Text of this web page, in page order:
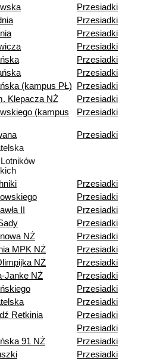
Przesiadki
Przesiadki
Przesiadki
Przesiadki
Przesiadki
Przesiadki
(kampus PŁ)
Przesiadki
Klepacza NŻ
Przesiadki
(kampus
Przesiadki
Przesiadki
Przesiadki
Przesiadki
II
Przesiadki
Przesiadki
NŻ
Przesiadki
MPK NŻ
Przesiadki
NŻ
Przesiadki
Janke NŻ
Przesiadki
Przesiadki
Przesiadki
Retkinia
Przesiadki
Przesiadki
91 NŻ
Przesiadki
Przesiadki